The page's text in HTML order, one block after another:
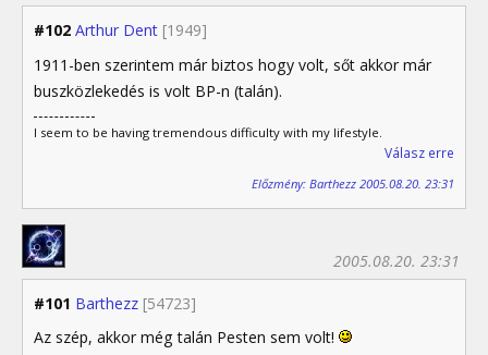
#102 Arthur Dent [1949]
1911-ben szerintem már biztos hogy volt, sőt akkor már
buszközlekedés is volt BP-n (talán).
I seem to be having tremendous difficulty with my lifestyle.
Válasz erre
Előzmény: Barthezz 2005.08.20. 23:31
#101 Barthezz [54723]
2005.08.20. 23:31
Az szép, akkor még talán Pesten sem volt!